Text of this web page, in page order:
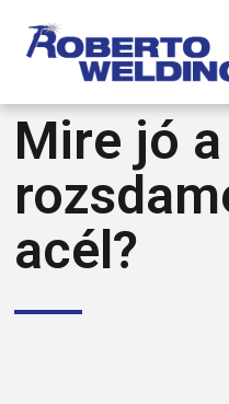
Mire jó a
acél?